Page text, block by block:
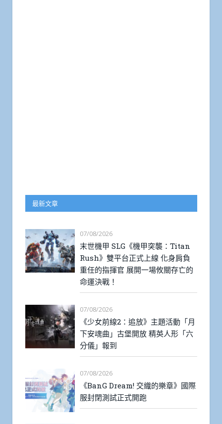
最新文章
07/08/2026
末世機甲 SLG《機甲突襲：Titan
Rush》雙平台正式上線 化身肩負
重任的指揮官 展開一場攸關存亡的
命運決戰！
07/08/2026
《少女前線2：追放》主題活動「月
下安魂曲」古堡開放 精英人形「六
分儀」報到
07/08/2026
《BanG Dream! 交織的樂章》國際
服封閉測試正式開跑